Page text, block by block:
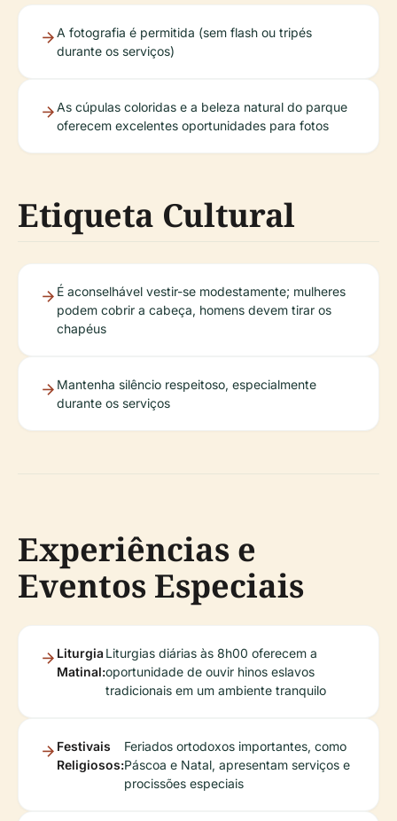
A fotografia é permitida (sem flash ou tripés
durante os serviços)
As cúpulas coloridas e a beleza natural do parque
oferecem excelentes oportunidades para fotos
Etiqueta Cultural
É aconselhável vestir-se modestamente; mulheres
podem cobrir a cabeça, homens devem tirar os
chapéus
Mantenha silêncio respeitoso, especialmente
durante os serviços
Experiências e
Eventos Especiais
Liturgia
Matinal:
Liturgias diárias às 8h00 oferecem a
oportunidade de ouvir hinos eslavos
tradicionais em um ambiente tranquilo
Festivais
Religiosos:
Feriados ortodoxos importantes, como
Páscoa e Natal, apresentam serviços e
procissões especiais